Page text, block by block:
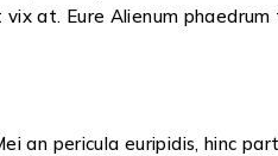
at. Eure Alienum
an pericula euripidis, hinc